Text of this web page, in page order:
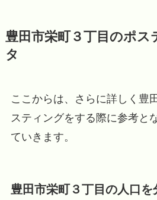
豊田市栄町３丁目のポス
タ
ここからは、さらに詳しく豊
スティングをする際に参考と
ていきます。
豊田市栄町３丁目の人口を